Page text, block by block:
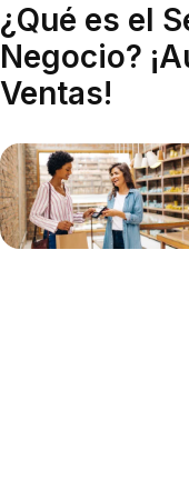
¿Qué es el
Negocio?
Ventas!